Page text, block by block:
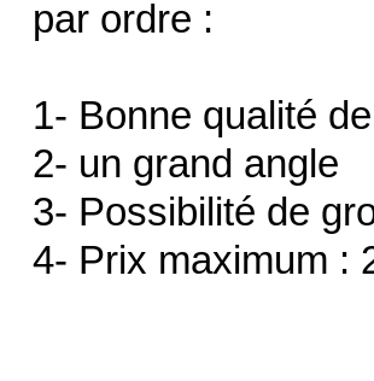
par ordre :
1- Bonne qualité
2- un grand angle
3- Possibilité de
4- Prix maximum :